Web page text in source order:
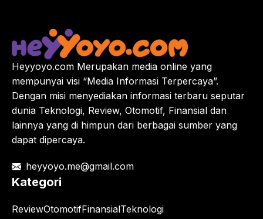
Heyyoyo.com Merupakan media online yang
mempunyai visi “Media Informasi Terpercaya”.
Dengan misi menyediakan informasi terbaru seputar
dunia Teknologi, Review, Otomotif, Finansial dan
lainnya yang di himpun dari berbagai sumber yang
dapat dipercaya.
heyyoyo.me@gmail.com
Kategori
ReviewOtomotifFinansialTeknologi